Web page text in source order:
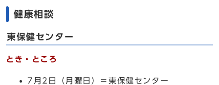
健康相談
東保健センター
とき・ところ
7月2日（月曜日）＝東保健センター